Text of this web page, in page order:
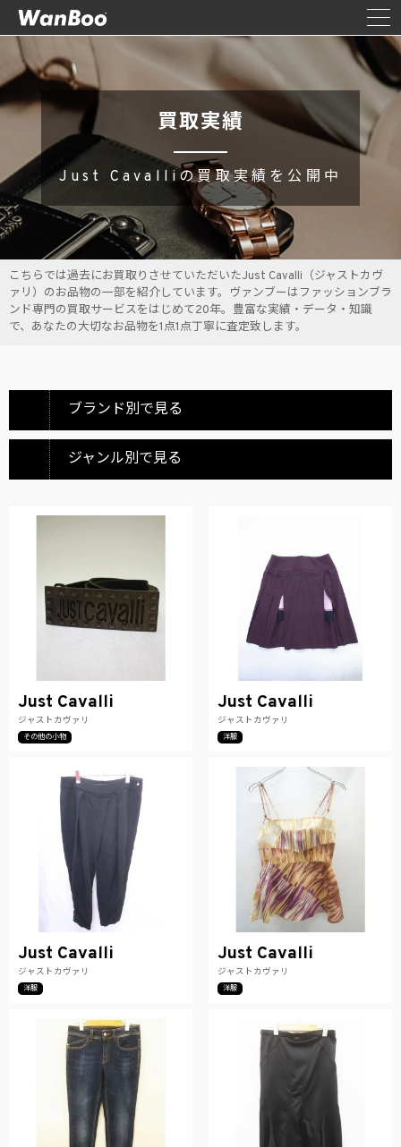
買取実績
Just Cavalliの買取実績を公開中
こちらでは過去にお買取りさせていただいたJust Cavalli（ジャストカヴ
ァリ）のお品物の一部を紹介しています。ヴァンブーはファッションブラ
ンド専門の買取サービスをはじめて20年。豊富な実績・データ・知識
で、あなたの大切なお品物を1点1点丁寧に査定致します。
ブランド別で見る
ジャンル別で見る
Just Cavalli
ジャストカヴァリ
その他の小物
Just Cavalli
ジャストカヴァリ
洋服
Just Cavalli
ジャストカヴァリ
洋服
Just Cavalli
ジャストカヴァリ
洋服